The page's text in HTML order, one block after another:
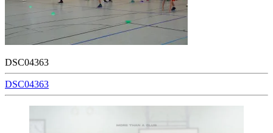
DSC04363
Beitragsnavigation
DSC04363